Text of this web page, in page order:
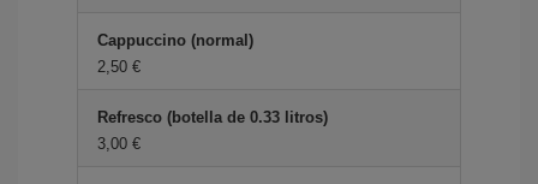
Cappuccino (normal)
2,50 €
Refresco (botella de 0.33 litros)
3,00 €